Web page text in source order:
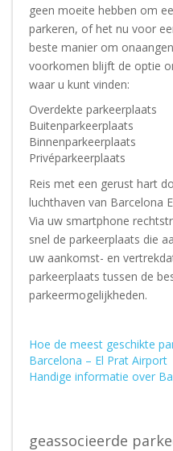
geen moeite hebben om
parkeren, of het nu voor
beste manier om
voorkomen blijft de optie
waar u kunt vinden:
Overdekte parkeerplaats
Buitenparkeerplaats
Binnenparkeerplaats
Privéparkeerplaats
Reis met een gerust hart
luchthaven van Barcelona
Via uw smartphone
snel de parkeerplaats die
uw aankomst- en
parkeerplaats tussen de
parkeermogelijkheden.
Hoe de meest geschikte
Barcelona – El Prat Airport
Handige informatie over
geassocieerde